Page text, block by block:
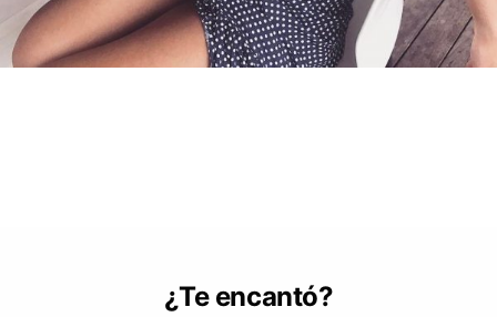
¿Te encantó?